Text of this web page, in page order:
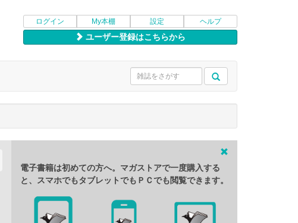
ログイン My本棚 設定 ヘルプ
ユーザー登録はこちらから
電子書籍は初めての方へ。マガストアで一度購入する
と、スマホでもタブレットでもＰＣでも閲覧できます。